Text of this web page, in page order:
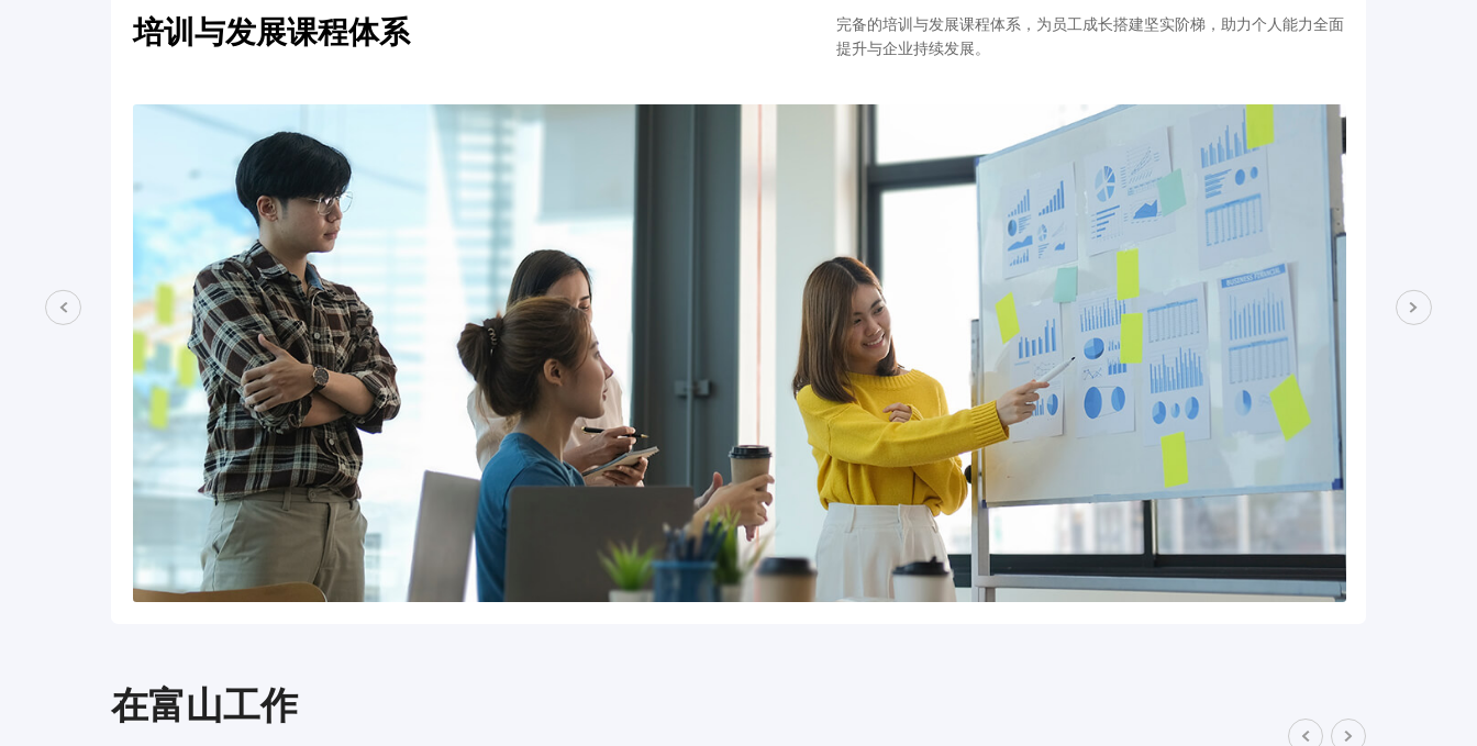
培训与发展课程体系
完备的培训与发展课程体系，为员工成长搭建坚实阶梯，助力个人能力全面
提升与企业持续发展。
在富山工作